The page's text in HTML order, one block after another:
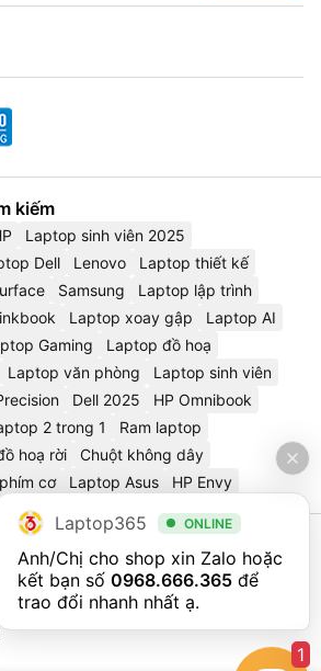
kiếm
Laptop sinh viên 2025
Dell Lenovo
Laptop thiết kế
Samsung
Laptop lập trình
Laptop xoay gập
Laptop AI
Gaming
Laptop đồ hoạ
Laptop văn phòng
Laptop sinh viên
Dell 2025
HP Omnibook
2 trong 1
Ram laptop
hoạ rời
Chuột không dây
cơ Laptop Asus HP Envy
Mại Và Dịch Vụ Công Nghệ 365 Việt
- Sở Tài Chính TP. Hà Nội cấp
Chí Thanh, Tổ 3, Phường Láng,
Laptop365 ONLINE
Anh/Chị cho shop xin Zalo hoặc
kết bạn số 0968.666.365 để
trao đổi nhanh nhất ạ.
1